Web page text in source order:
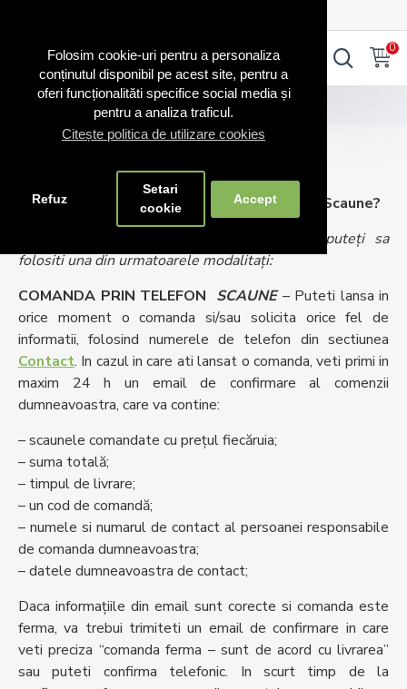
Folosim cookie-uri pentru a personaliza
conținutul disponibil pe acest site, pentru a
oferi funcționalităti specifice social media și
pentru a analiza traficul.
Citește politica de utilizare cookies
Refuz
Setari
cookie
Accept
0
Comanda scaune?
Cum comand din magazinul online Comenzi-Scaune?
Pentru a cumpara scaunul/scaunele dorite puteți sa
folositi una din urmatoarele modalitați:
COMANDA PRIN TELEFON SCAUNE– Puteti lansa in
orice moment o comanda si/sau solicita orice fel de
informatii, folosind numerele de telefon din sectiunea
Contact. In cazul in care ati lansat o comanda, veti primi in
maxim 24 h un email de confirmare al comenzii
dumneavoastra, care va contine:
– scaunele comandate cu prețul fiecăruia;
– suma totală;
– timpul de livrare;
– un cod de comandă;
– numele si numarul de contact al persoanei responsabile
de comanda dumneavoastra;
– datele dumneavoastra de contact;
Daca informațiile din email sunt corecte si comanda este
ferma, va trebui trimiteti un email de confirmare in care
veti preciza “comanda ferma – sunt de acord cu livrarea”
sau puteti confirma telefonic. In scurt timp de la